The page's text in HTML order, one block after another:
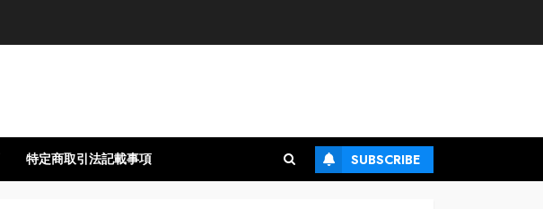
特定商取引法記載事項 SUBSCRIBE